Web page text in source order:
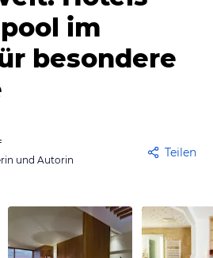
im
besondere
und Autorin
Teilen